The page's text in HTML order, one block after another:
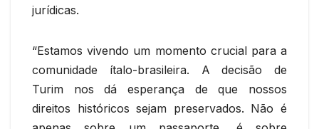
jurídicas.
“Estamos vivendo um momento crucial para a
comunidade ítalo-brasileira. A decisão de
Turim nos dá esperança de que nossos
direitos históricos sejam preservados. Não é